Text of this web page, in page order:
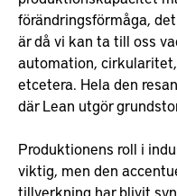
förändringsförmåga,
är då vi kan ta till oss
automation,
etcetera. Hela den
där Lean utgör
Produktionens roll i
viktig, men den
tillverkning har blivit